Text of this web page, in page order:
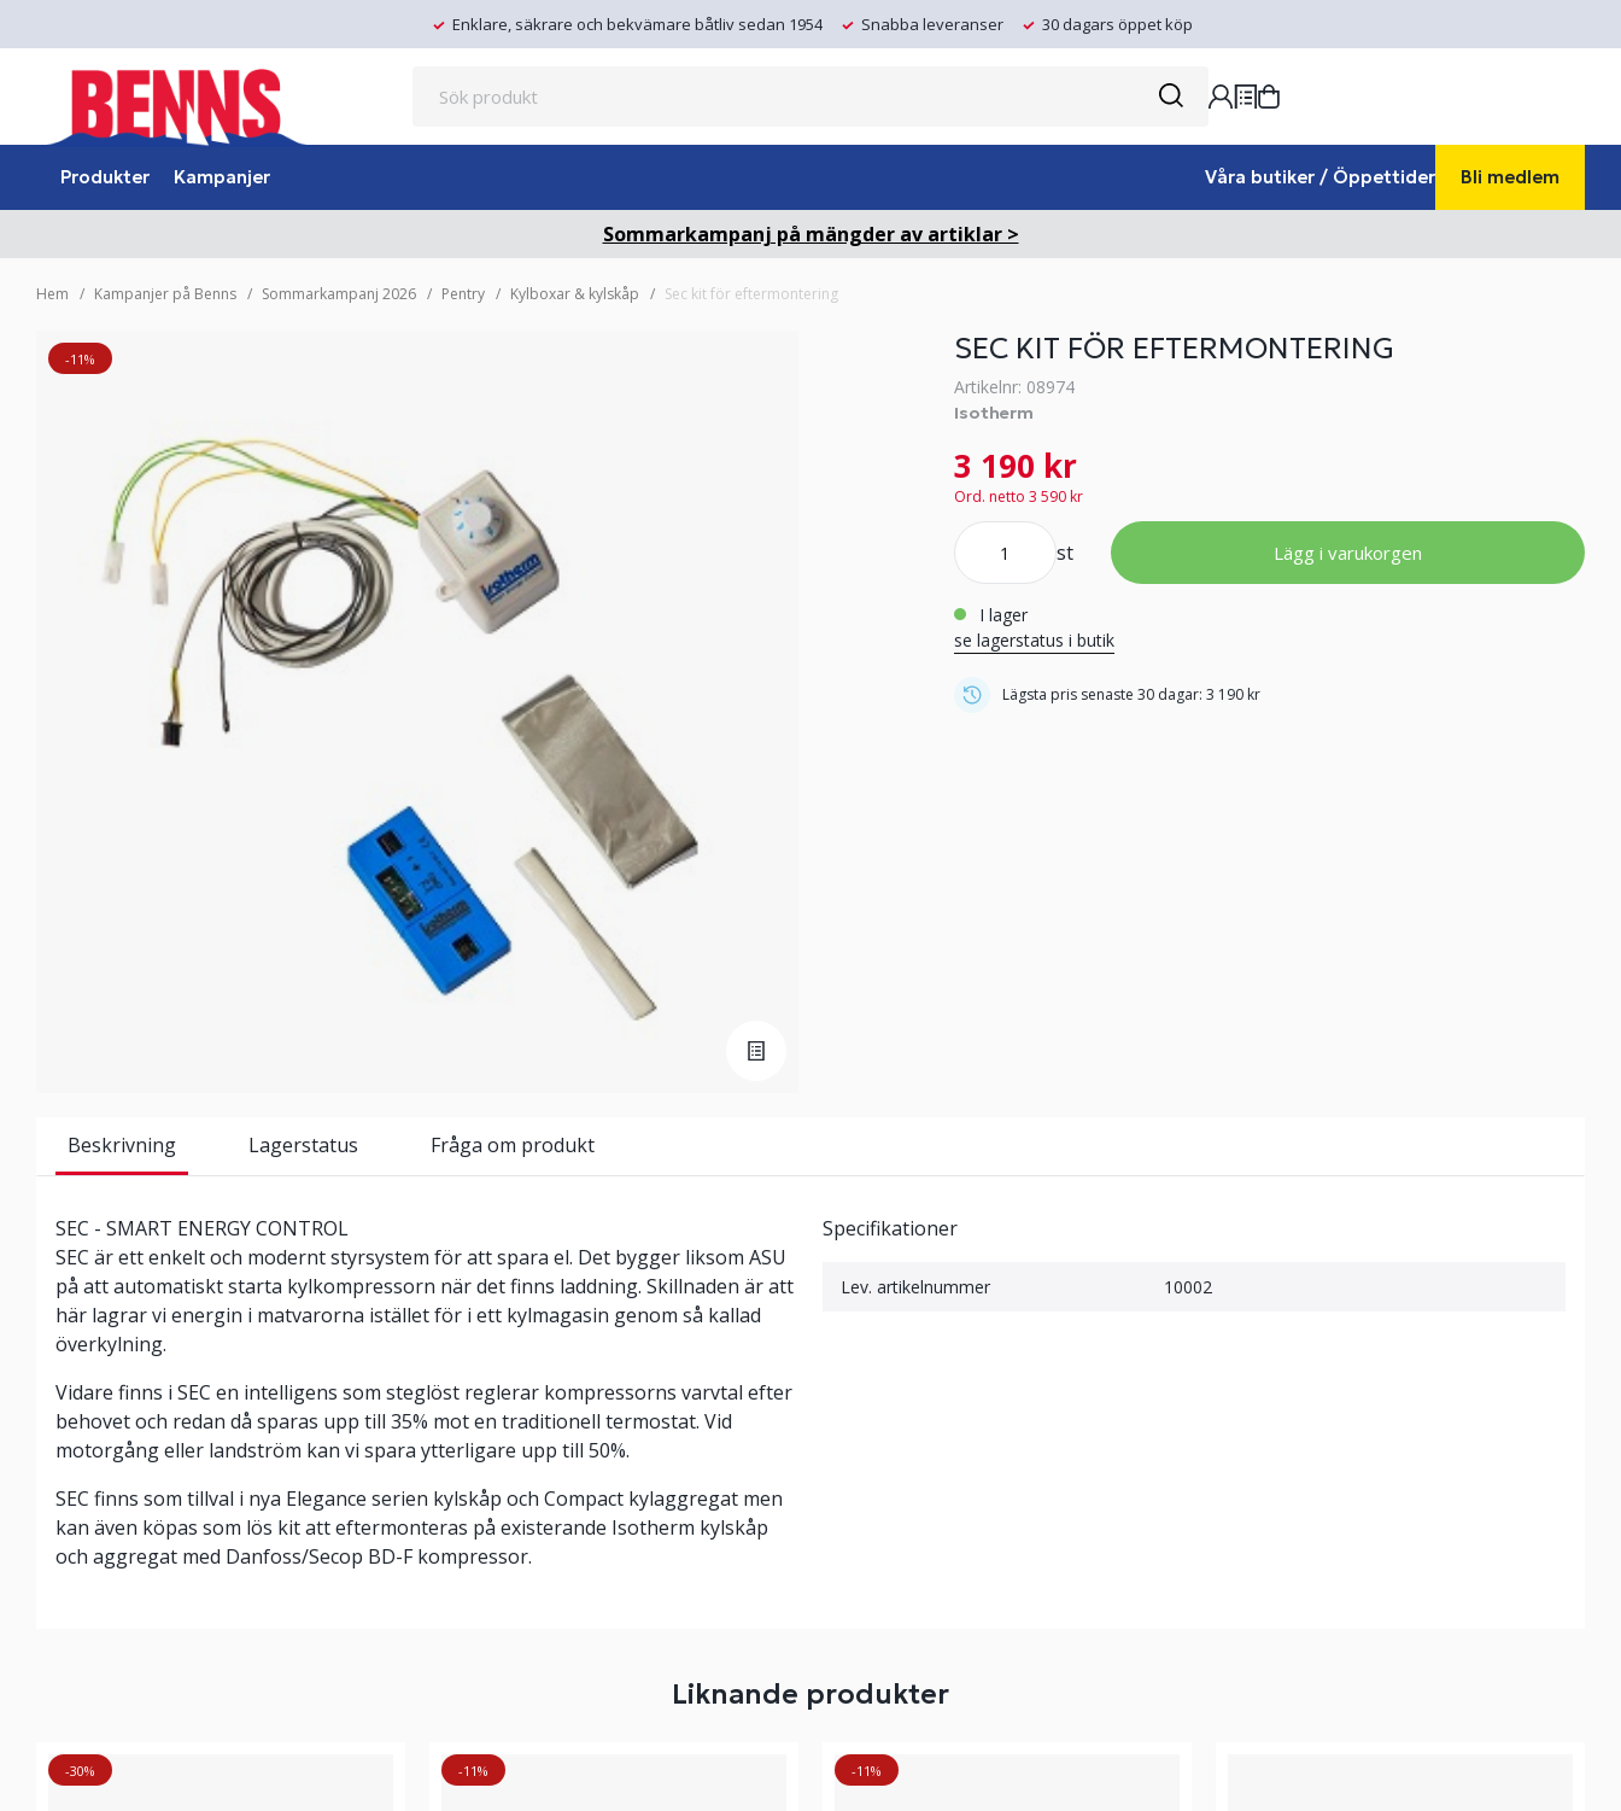
Enklare, säkrare och bekvämare båtliv sedan 1954 Snabba leveranser 30 dagars öppet köp
Produkter Kampanjer Våra butiker / Öppettider Bli medlem
Sommarkampanj på mängder av artiklar >
Hem Kampanjer på Benns Sommarkampanj 2026 Pentry Kylboxar & kylskåp Sec kit för eftermontering
-11% SEC KIT FÖR EFTERMONTERING
Artikelnr: 08974
Isotherm
3 190 kr
Ord. netto 3 590 kr
st Lägg i varukorgen
i lager
se lagerstatus i butik
Lägsta pris senaste 30 dagar: 3 190 kr
Beskrivning Lagerstatus Fråga om produkt
SEC - SMART ENERGY CONTROL
SEC är ett enkelt och modernt styrsystem för att spara el. Det bygger liksom ASU
på att automatiskt starta kylkompressorn när det finns laddning. Skillnaden är att
här lagrar vi energin i matvarorna istället för i ett kylmagasin genom så kallad
överkylning.
Vidare finns i SEC en intelligens som steglöst reglerar kompressorns varvtal efter
behovet och redan då sparas upp till 35% mot en traditionell termostat. Vid
motorgång eller landström kan vi spara ytterligare upp till 50%.
SEC finns som tillval i nya Elegance serien kylskåp och Compact kylaggregat men
kan även köpas som lös kit att eftermonteras på existerande Isotherm kylskåp
och aggregat med Danfoss/Secop BD-F kompressor.
Specifikationer
Lev. artikelnummer 10002
Liknande produkter
-30% -11% -11%